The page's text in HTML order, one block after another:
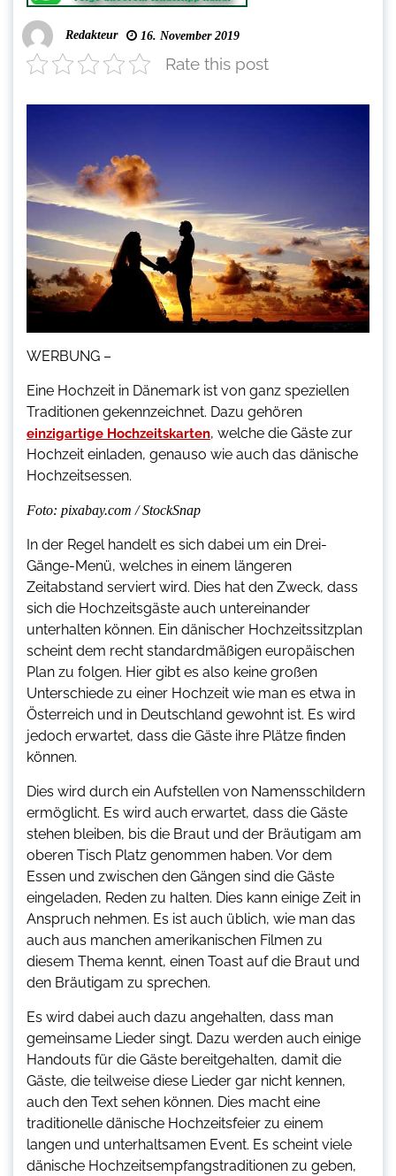
Redakteur 16. November 2019
Rate this post
WERBUNG –
Eine Hochzeit in Dänemark ist von ganz speziellen
Traditionen gekennzeichnet. Dazu gehören
einzigartige Hochzeitskarten, welche die Gäste zur
Hochzeit einladen, genauso wie auch das dänische
Hochzeitsessen.
Foto: pixabay.com / StockSnap
In der Regel handelt es sich dabei um ein Drei-
Gänge-Menü, welches in einem längeren
Zeitabstand serviert wird. Dies hat den Zweck, dass
sich die Hochzeitsgäste auch untereinander
unterhalten können. Ein dänischer Hochzeitssitzplan
scheint dem recht standardmäßigen europäischen
Plan zu folgen. Hier gibt es also keine großen
Unterschiede zu einer Hochzeit wie man es etwa in
Österreich und in Deutschland gewohnt ist. Es wird
jedoch erwartet, dass die Gäste ihre Plätze finden
können.
Dies wird durch ein Aufstellen von Namensschildern
ermöglicht. Es wird auch erwartet, dass die Gäste
stehen bleiben, bis die Braut und der Bräutigam am
oberen Tisch Platz genommen haben. Vor dem
Essen und zwischen den Gängen sind die Gäste
eingeladen, Reden zu halten. Dies kann einige Zeit in
Anspruch nehmen. Es ist auch üblich, wie man das
auch aus manchen amerikanischen Filmen zu
diesem Thema kennt, einen Toast auf die Braut und
den Bräutigam zu sprechen.
Es wird dabei auch dazu angehalten, dass man
gemeinsame Lieder singt. Dazu werden auch einige
Handouts für die Gäste bereitgehalten, damit die
Gäste, die teilweise diese Lieder gar nicht kennen,
auch den Text sehen können. Dies macht eine
traditionelle dänische Hochzeitsfeier zu einem
langen und unterhaltsamen Event. Es scheint viele
dänische Hochzeitsempfangstraditionen zu geben,